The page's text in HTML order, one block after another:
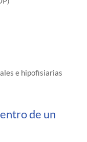
e hipofisiarias
de un